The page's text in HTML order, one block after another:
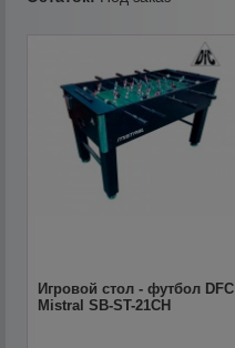
Игровой стол - футбол DFC
Mistral SB-ST-21CH